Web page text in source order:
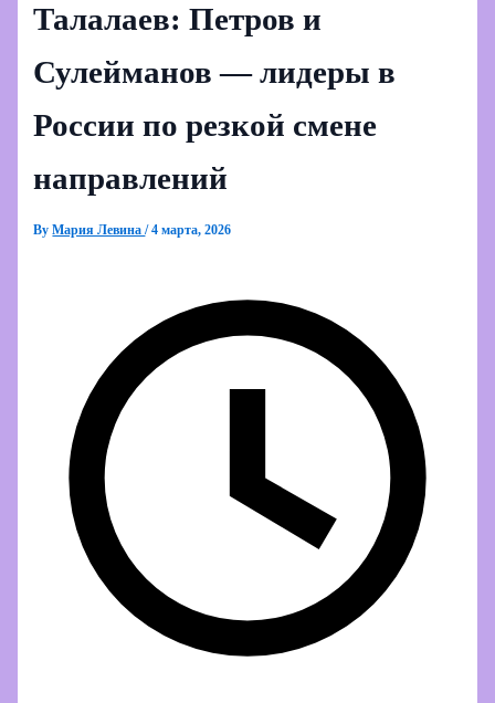
Талалаев: Петров и
Сулейманов — лидеры в
России по резкой смене
направлений
ByМария Левина/4 марта, 2026